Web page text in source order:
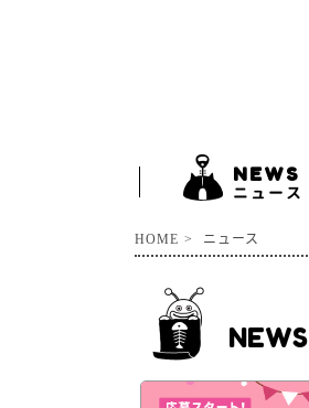
NEWS
ニュース
HOME ニュース
NEWS